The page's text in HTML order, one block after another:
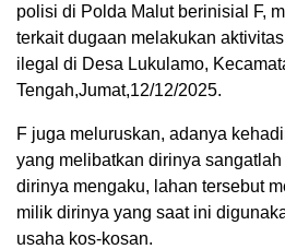
polisi di Polda Malut berinisial F,
terkait dugaan melakukan
ilegal di Desa Lukulamo,
Tengah,Jumat,12/12/2025.
F juga meluruskan, adanya
yang melibatkan dirinya
dirinya mengaku, lahan tersebut
milik dirinya yang saat ini
usaha kos-kosan.